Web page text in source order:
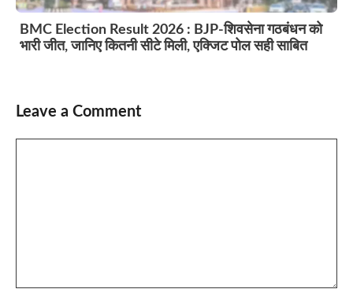
BMC Election Result 2026 : BJP-शिवसेना गठबंधन को
भारी जीत, जानिए कितनी सीटे मिली, एक्जिट पोल सही साबित
Leave a Comment